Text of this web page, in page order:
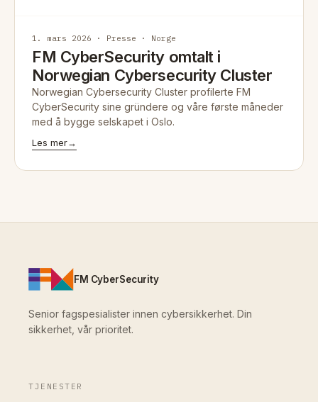
1. mars 2026 · Presse · Norge
FM CyberSecurity omtalt i
Norwegian Cybersecurity Cluster
Norwegian Cybersecurity Cluster profilerte FM
CyberSecurity sine gründere og våre første måneder
med å bygge selskapet i Oslo.
Les mer→
FM CyberSecurity
Senior fagspesialister innen cybersikkerhet. Din
sikkerhet, vår prioritet.
TJENESTER